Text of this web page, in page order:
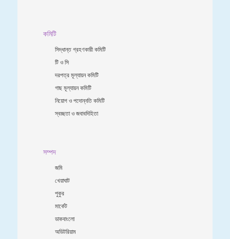
কমিটি
সিদ্ধান্ত গ্রহণকারী কমিটি
টি ও সি
দরপত্র মূল্যায়ন কমিটি
গাছ মূল্যায়ন কমিটি
নিয়োগ ও পদোন্নতি কমিটি
স্বচ্ছতা ও জবাবদিহিতা
সম্পদ
জমি
খেয়াঘাট
পুকুর
মার্কেট
ডাকবাংলো
অডিটরিয়াম